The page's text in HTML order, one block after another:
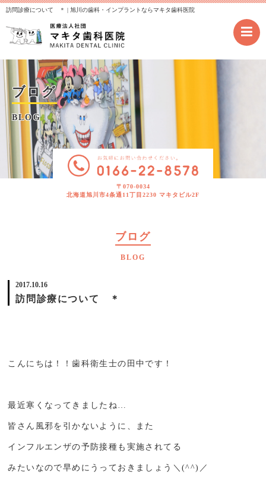
訪問診療について ＊ | 旭川の歯科・インプラントならマキタ歯科医院
ブログ
BLOG
〒070-0034
北海道旭川市4条通11丁目2230 マキタビル2F
ブログ
BLOG
2017.10.16
訪問診療について ＊
こんにちは！！歯科衛生士の田中です！
最近寒くなってきましたね…
皆さん風邪を引かないように、また
インフルエンザの予防接種も実施されてる
みたいなので早めにうっておきましょう＼(^^)／